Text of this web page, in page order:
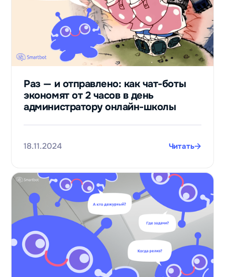
Раз — и отправлено: как чат-боты
экономят от 2 часов в день
администратору онлайн-школы
18.11.2024 Читать